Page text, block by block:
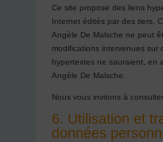
Ce site propose des liens
Internet édités par des tiers.
Angèle De Malsche ne peut
modifications intervenues sur
hypertextes ne sauraient, en
Angèle De Malsche.
Nous vous invitons à
6. Utilisation et
données